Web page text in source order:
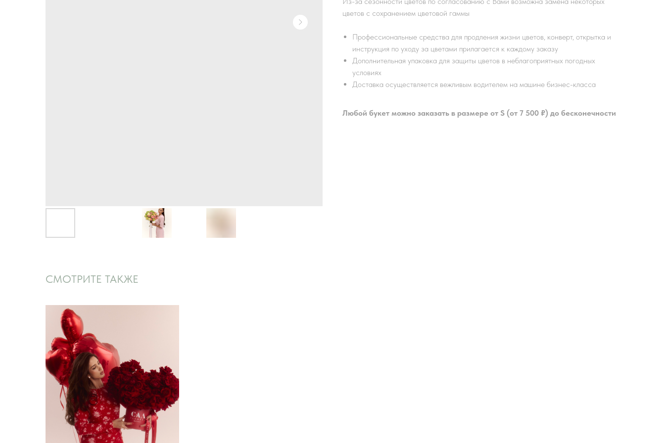
цветов с сохранением цветовой гаммы
Профессиональные средства для продления жизни цветов, конверт, открытка и
инструкция по уходу за цветами прилагается к каждому заказу
Дополнительная упаковка для защиты цветов в неблагоприятных погодных
условиях
Доставка осуществляется вежливым водителем на машине бизнес-класса
Любой букет можно заказать в размере от S (от 7 500 ₽) до бесконечности
СМОТРИТЕ ТАКЖЕ